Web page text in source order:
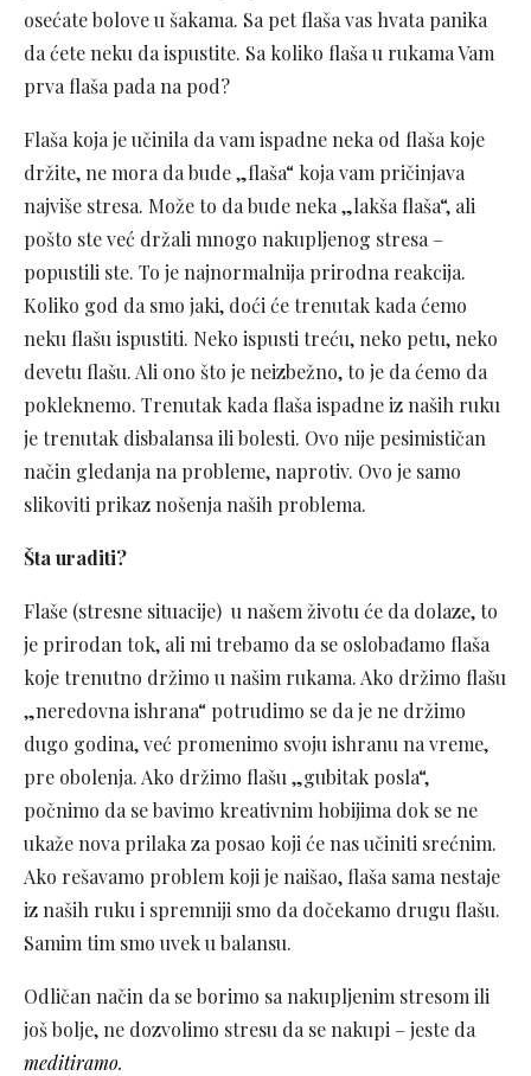
osećate bolove u šakama. Sa pet flaša vas hvata panika
da ćete neku da ispustite. Sa koliko flaša u rukama Vam
prva flaša pada na pod?
Flaša koja je učinila da vam ispadne neka od flaša koje
držite, ne mora da bude „flaša“ koja vam pričinjava
najviše stresa. Može to da bude neka „lakša flaša“, ali
pošto ste već držali mnogo nakupljenog stresa –
popustili ste. To je najnormalnija prirodna reakcija.
Koliko god da smo jaki, doći će trenutak kada ćemo
neku flašu ispustiti. Neko ispusti treću, neko petu, neko
devetu flašu. Ali ono što je neizbežno, to je da ćemo da
pokleknemo. Trenutak kada flaša ispadne iz naših ruku
je trenutak disbalansa ili bolesti. Ovo nije pesimističan
način gledanja na probleme, naprotiv. Ovo je samo
slikoviti prikaz nošenja naših problema.
Šta uraditi?
Flaše (stresne situacije) u našem životu će da dolaze, to
je prirodan tok, ali mi trebamo da se oslobađamo flaša
koje trenutno držimo u našim rukama. Ako držimo flašu
„neredovna ishrana“ potrudimo se da je ne držimo
dugo godina, već promenimo svoju ishranu na vreme,
pre obolenja. Ako držimo flašu „gubitak posla“,
počnimo da se bavimo kreativnim hobijima dok se ne
ukaže nova prilaka za posao koji će nas učiniti srećnim.
Ako rešavamo problem koji je naišao, flaša sama nestaje
iz naših ruku i spremniji smo da dočekamo drugu flašu.
Samim tim smo uvek u balansu.
Odličan način da se borimo sa nakupljenim stresom ili
još bolje, ne dozvolimo stresu da se nakupi – jeste da
meditiramo.